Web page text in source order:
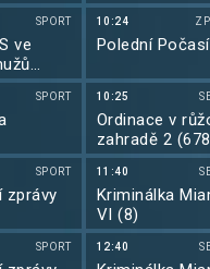
SPORT
ve
SPORT
SPORT
zprávy
SPORT
10:24
Polední Počasí
10:25
Ordinace v
zahradě 2
11:40
Kriminálka
VI (8)
12:40